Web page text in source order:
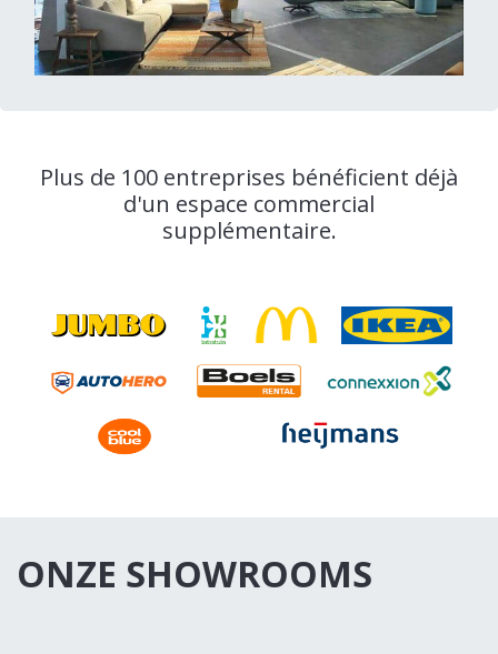
Plus de 100 entreprises bénéficient déjà
d'un espace commercial
supplémentaire.
ONZE SHOWROOMS